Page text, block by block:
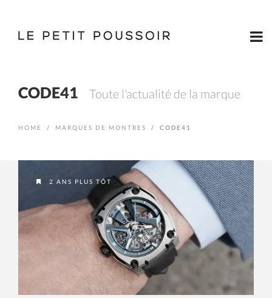
CODE41 Toute l'actualité de la marque
HOME / MARQUES DE MONTRES / CODE41
2 ANS PLUS TÔT